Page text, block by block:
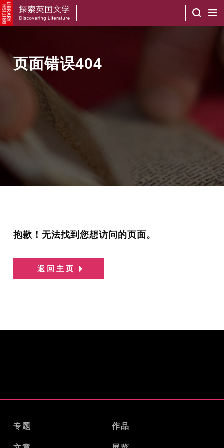
页面错误404
抱歉！无法找到您想访问的页面。
返回主页
专题 作品